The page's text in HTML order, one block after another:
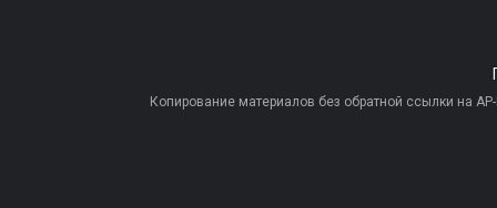
Копирование материалов без обратной ссылки на